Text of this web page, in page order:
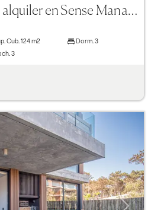
Departamento en alquiler en Sense Manantiales de 3 dormitorios, 0
Cub. 124 m2 Dorm. 3
3
Next